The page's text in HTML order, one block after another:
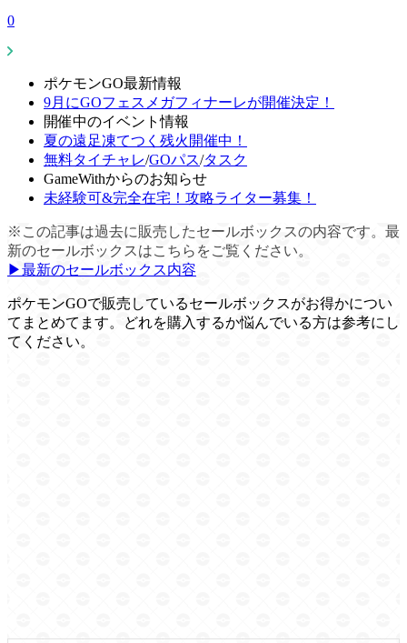
0
ポケモンGO最新情報
9月にGOフェスメガフィナーレが開催決定！
開催中のイベント情報
夏の遠足凍てつく残火開催中！
無料タイチャレ/GOパス/タスク
GameWithからのお知らせ
未経験可&完全在宅！攻略ライター募集！
※この記事は過去に販売したセールボックスの内容です。最
新のセールボックスはこちらをご覧ください。
▶︎最新のセールボックス内容
ポケモンGOで販売しているセールボックスがお得かについ
てまとめてます。どれを購入するか悩んでいる方は参考にし
てください。